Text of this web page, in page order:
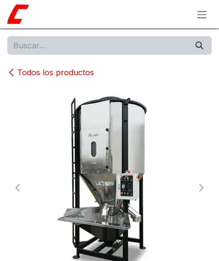
Ir al contenido
Todos los productos